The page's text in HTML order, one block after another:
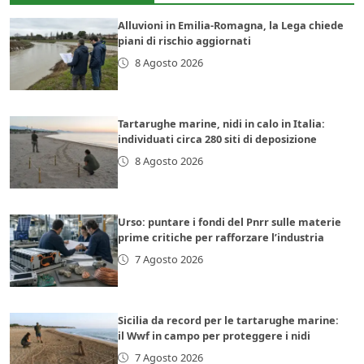
Alluvioni in Emilia-Romagna, la Lega chiede
piani di rischio aggiornati
8 Agosto 2026
Tartarughe marine, nidi in calo in Italia:
individuati circa 280 siti di deposizione
8 Agosto 2026
Urso: puntare i fondi del Pnrr sulle materie
prime critiche per rafforzare l’industria
7 Agosto 2026
Sicilia da record per le tartarughe marine:
il Wwf in campo per proteggere i nidi
7 Agosto 2026